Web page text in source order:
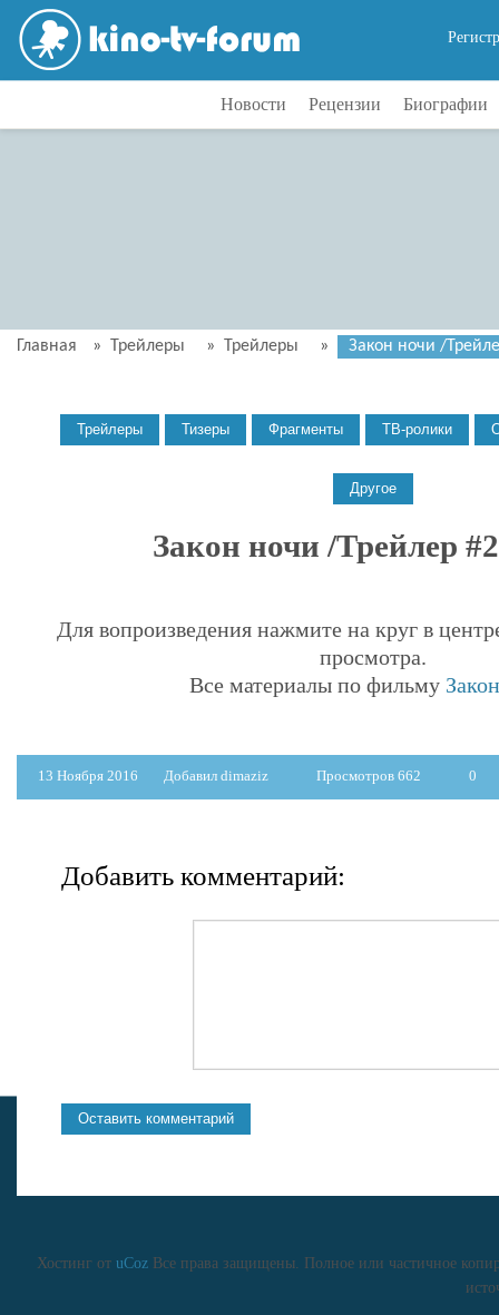
Новости Рецензии Биографии
Главная » Трейлеры » Трейлеры » Закон ночи /
Закон ночи /Трейлер
Для вопроизведения нажмите на круг в
просмотра.
Все материалы по фильму
13 Ноября 2016 Добавил dimaziz Просмотров 662 0
Добавить комментарий:
Хостинг от uCozВсе права защищены. Полное или частичное